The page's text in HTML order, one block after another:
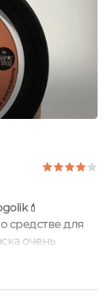
средстве для
очень
для
Kitchen от